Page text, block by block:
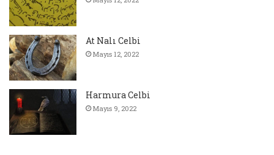
At Nalı Celbi
Mayıs 12, 2022
Harmura Celbi
Mayıs 9, 2022